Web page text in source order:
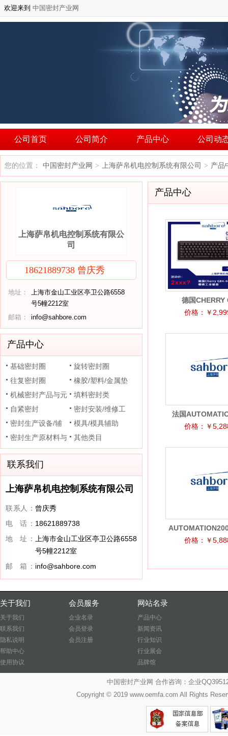
欢迎来到 中国密封产业网
公司首页 公司简介 产品中心 公司动
您的位置： 中国密封产业网 > 上海萨帛机电控制系统有限公司 > 产品
上海萨帛机电控制系统有限公
司
18621889738 曾庆秀
地址：
上海市金山工业区亭卫公路6558
号5幢2212室
邮箱：
info@sahbore.com
产品中心
基础密封圈
旋转密封圈
往复密封圈
橡胶/塑料/金属垫
片
机械密封产品与元
件
填料密封类
自紧密封
密封安装/维修工
具
密封生产设备/辅
助装置
模具/模具辅助
密封生产原材料与
其他类目
联系我们
上海萨帛机电控制系统有限公司
联系人： 曾庆秀
电 话： 18621889738
地 址：
上海市金山工业区亭卫公路6558
号5幢2212室
邮 箱： info@sahbore.com
产品中心
德国CHERRY
4100LCMEU-0樱
价格：￥
法国
DGPT2-BT液浸变
价格：￥
2GD带两偏移气体
价格：￥
关于我们
关于我们
联系我们
隐私说明
帮助中心
使用协议
会员服务
企业名录
会员登录
会员注册
网站名录
产品中心
新闻资讯
行业知识
行业展会
品牌馆
中国密封产业网 合作咨询：企业
Copyright © 2019 www.oemfa.com All Rights